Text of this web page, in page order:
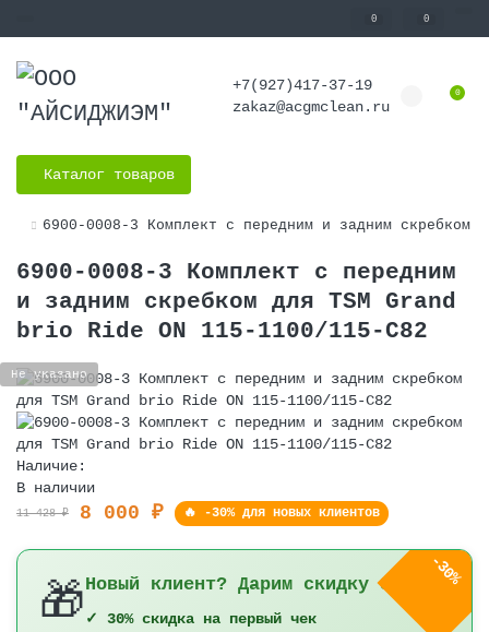
0 0
+7(927)417-37-19
zakaz@acgmclean.ru
0
Каталог товаров
6900-0008-3 Комплект с передним и задним скребком
6900-0008-3 Комплект с передним
и задним скребком для TSM Grand
brio Ride ON 115-1100/115-C82
Не указано
Наличие:
В наличии
11 428 ₽ 8 000 ₽ 🔥 -30% для новых клиентов
-30%
🎁Новый клиент? Дарим скидку 30%!
✓ 30% скидка на первый чек